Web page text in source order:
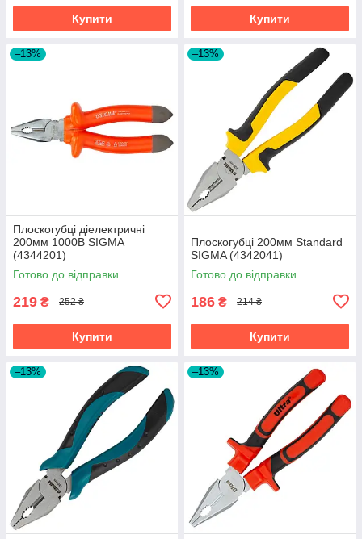
Купити Купити
–13%
Плоскогубці діелектричні
200мм 1000В SIGMA
(4344201)
Готово до відправки
219 ₴ 252 ₴
Купити
–13%
Плоскогубці 200мм Standard
SIGMA (4342041)
Готово до відправки
186 ₴ 214 ₴
Купити
–13% –13%